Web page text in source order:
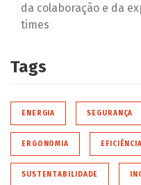
da colaboração e da
times
Tags
ENERGIA SEGURANÇA
ERGONOMIA EFICIÊNCIA
SUSTENTABILIDADE